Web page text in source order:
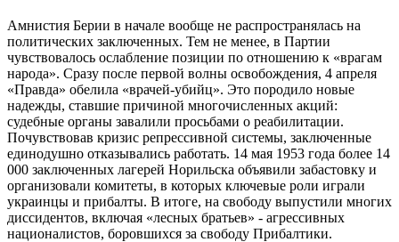
Амнистия Берии в начале вообще не распространялась на
политических заключенных. Тем не менее, в Партии
чувствовалось ослабление позиции по отношению к «врагам
народа». Сразу после первой волны освобождения, 4 апреля
«Правда» обелила «врачей-убийц». Это породило новые
надежды, ставшие причиной многочисленных акций:
судебные органы завалили просьбами о реабилитации.
Почувствовав кризис репрессивной системы, заключенные
единодушно отказывались работать. 14 мая 1953 года более 14
000 заключенных лагерей Норильска объявили забастовку и
организовали комитеты, в которых ключевые роли играли
украинцы и прибалты. В итоге, на свободу выпустили многих
диссидентов, включая «лесных братьев» - агрессивных
националистов, боровшихся за свободу Прибалтики.